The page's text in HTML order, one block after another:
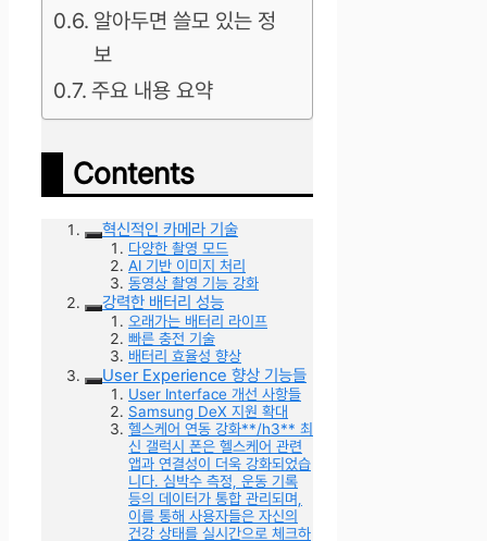
알아두면 쓸모 있는 정
보
주요 내용 요약
Contents
혁신적인 카메라 기술
다양한 촬영 모드
AI 기반 이미지 처리
동영상 촬영 기능 강화
강력한 배터리 성능
오래가는 배터리 라이프
빠른 충전 기술
배터리 효율성 향상
User Experience 향상 기능들
User Interface 개선 사항들
Samsung DeX 지원 확대
헬스케어 연동 강화**/h3** 최
신 갤럭시 폰은 헬스케어 관련
앱과 연결성이 더욱 강화되었습
니다. 심박수 측정, 운동 기록
등의 데이터가 통합 관리되며,
이를 통해 사용자들은 자신의
건강 상태를 실시간으로 체크하